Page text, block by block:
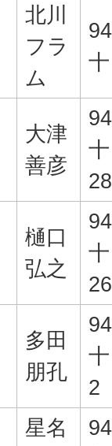
北川
フラ
ム
大津
善彦
28
樋口
弘之
26
多田
朋孔
2
星名